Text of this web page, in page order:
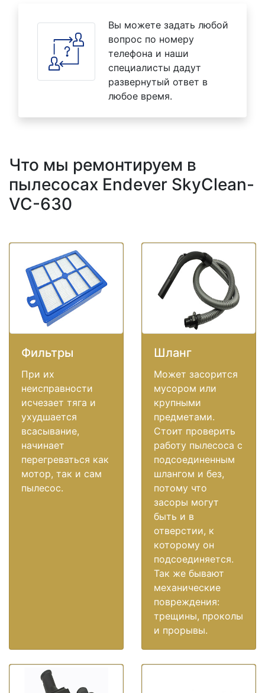
Вы можете задать любой
вопрос по номеру
телефона и наши
специалисты дадут
развернутый ответ в
любое время.
Что мы ремонтируем в
пылесосах Endever SkyClean-
VC-630
Фильтры
При их
неисправности
исчезает тяга и
ухудшается
всасывание,
начинает
перегреваться как
мотор, так и сам
пылесос.
Шланг
Может засорится
мусором или
крупными
предметами.
Стоит проверить
работу пылесоса с
подсоединенным
шлангом и без,
потому что
засоры могут
быть и в
отверстии, к
которому он
подсоединяется.
Так же бывают
механические
повреждения:
трещины, проколы
и прорывы.